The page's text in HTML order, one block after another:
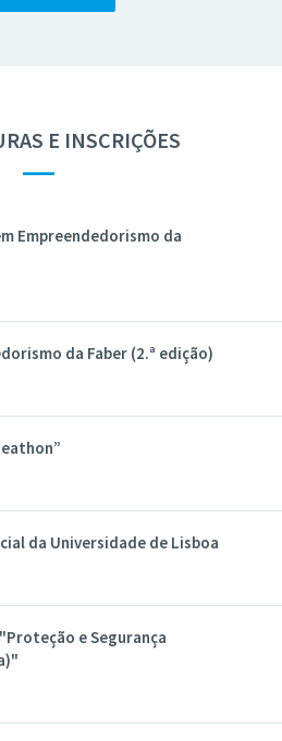
E INSCRIÇÕES
—
Empreendedorismo da
da Faber (2.ª edição)
da Universidade de Lisboa
e Segurança